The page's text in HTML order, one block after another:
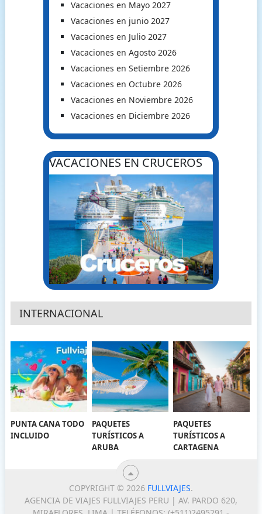
Vacaciones en Mayo 2027
Vacaciones en junio 2027
Vacaciones en Julio 2027
Vacaciones en Agosto 2026
Vacaciones en Setiembre 2026
Vacaciones en Octubre 2026
Vacaciones en Noviembre 2026
Vacaciones en Diciembre 2026
VACACIONES EN CRUCEROS
INTERNACIONAL
PUNTA CANA TODO
INCLUIDO
PAQUETES
TURÍSTICOS A
ARUBA
PAQUETES
TURÍSTICOS A
CARTAGENA
COPYRIGHT © 2026 FULLVIAJES.
AGENCIA DE VIAJES FULLVIAJES PERU | AV. PARDO 620,